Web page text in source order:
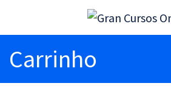
Carrinho